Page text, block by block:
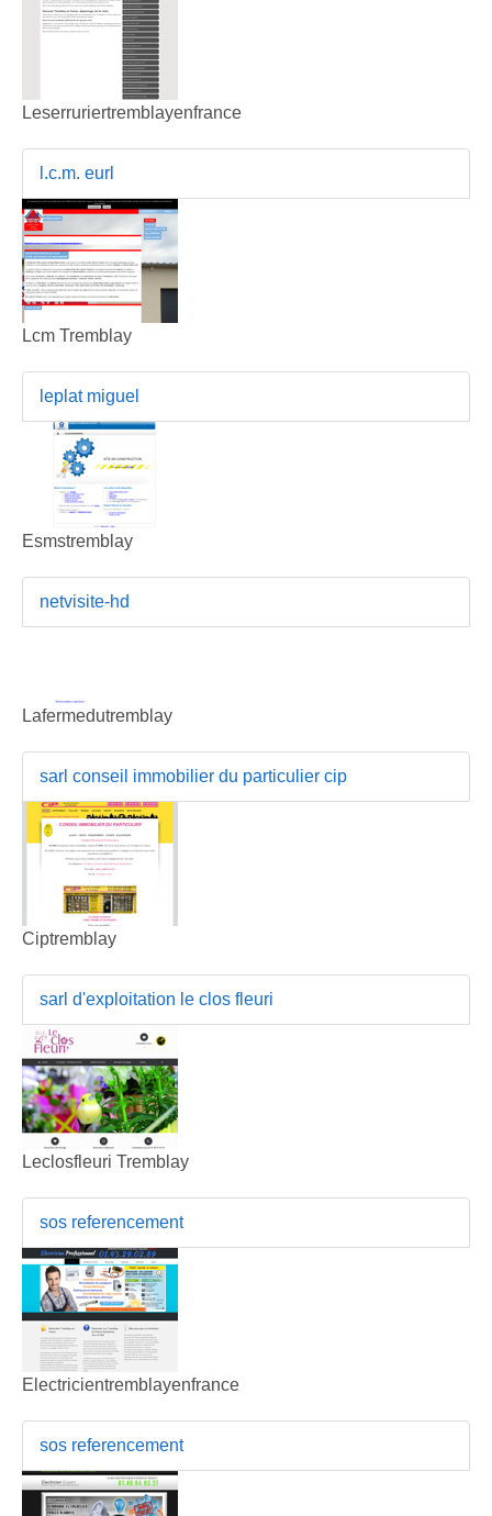
Leserruriertremblayenfrance
l.c.m. eurl
Lcm Tremblay
leplat miguel
Esmstremblay
netvisite-hd
Lafermedutremblay
sarl conseil immobilier du particulier cip
Ciptremblay
sarl d'exploitation le clos fleuri
Leclosfleuri Tremblay
sos referencement
Electricientremblayenfrance
sos referencement